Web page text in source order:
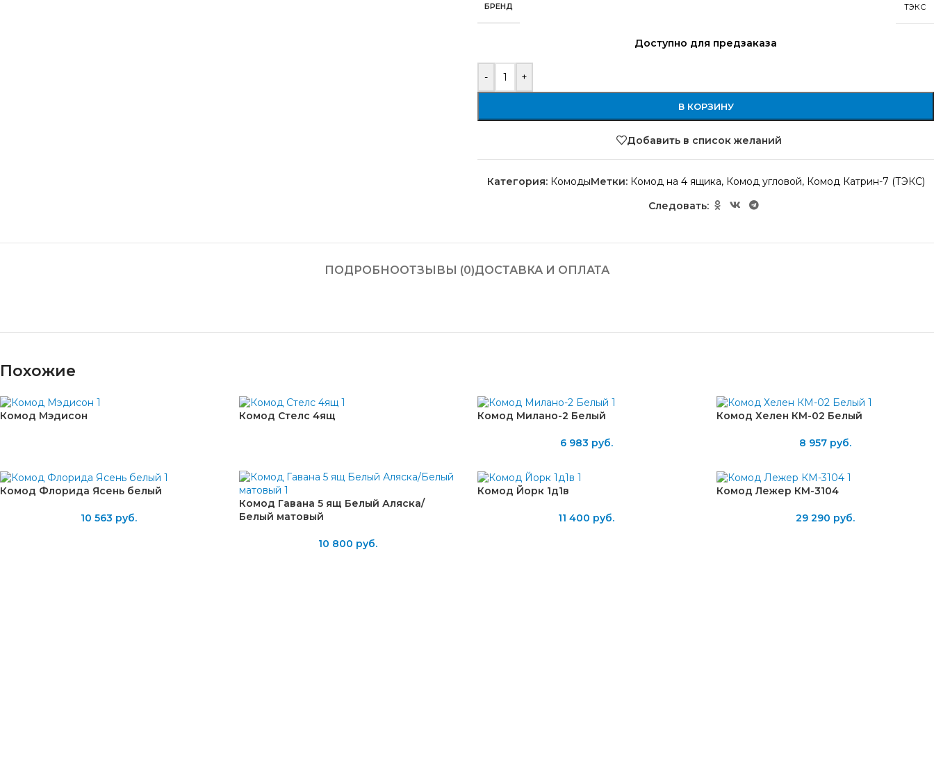
БРЕНД ТЭКС
Доступно для предзаказа
- +
В КОРЗИНУ
Добавить в список желаний
Категория: КомодыМетки: Комод на 4 ящика, Комод угловой, Комод Катрин-7 (ТЭКС)
Следовать:
ПОДРОБНООТЗЫВЫ (0)ДОСТАВКА И ОПЛАТА
Похожие
Комод Мэдисон Комод Стелс 4ящ Комод Милано-2 Белый
6 983 руб.
Комод Хелен КМ-02 Белый
8 957руб.
Комод Флорида Ясень белый
10 563 руб.
Комод Гавана 5 ящ Белый Аляска/
Белый матовый
10 800 руб.
Комод Йорк 1д1в
11 400 руб.
Комод Лежер КМ-3104
29 290 руб.